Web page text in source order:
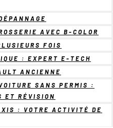
AVEC B-COLOR
FOIS
: EXPERT E-TECH
ANCIENNE
SANS PERMIS :
ET RÉVISION
: VOTRE ACTIVITÉ DE